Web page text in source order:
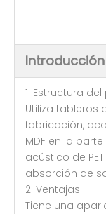
1. Estructura
Utiliza tableros
fabricación,
MDF en la
acústico de
absorción de
2. Ventajas:
Tiene una